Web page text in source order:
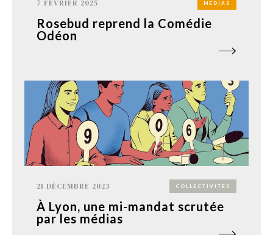
7 FÉVRIER 2025 MÉDIAS
Rosebud reprend la Comédie
Odéon
21 DÉCEMBRE 2023 COLLECTIVITÉS
À Lyon, une mi-mandat scrutée
par les médias